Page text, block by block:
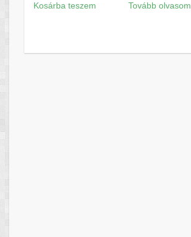
Kosárba teszem Tovább olvasom